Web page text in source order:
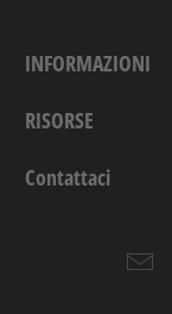
INFORMAZIONI
RISORSE
Contattaci